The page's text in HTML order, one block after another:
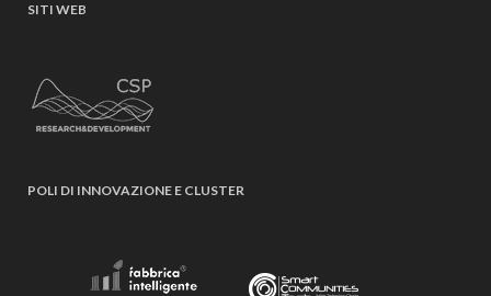
SITI WEB
POLI DI INNOVAZIONE E CLUSTER